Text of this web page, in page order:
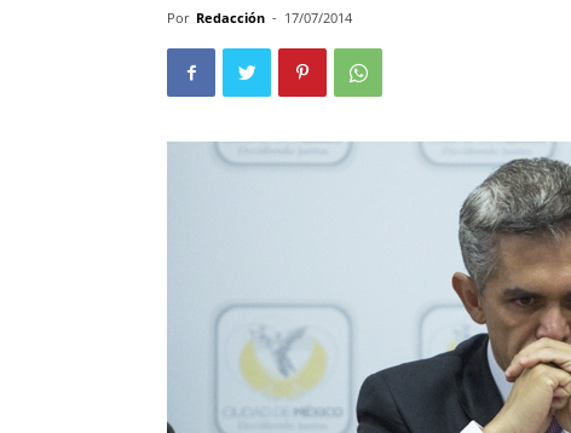
Por Redacción - 17/07/2014